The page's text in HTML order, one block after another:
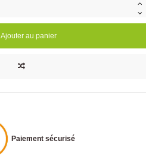
Ajouter au panier
Paiement sécurisé